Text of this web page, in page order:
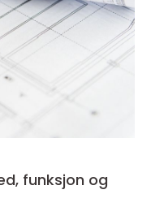
funksjon og